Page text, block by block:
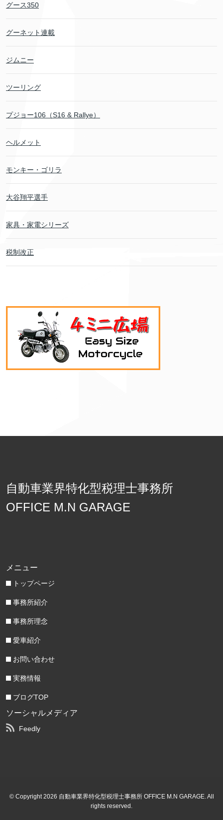
グース350
グーネット連載
ジムニー
ツーリング
プジョー106（S16 & Rallye）
ヘルメット
モンキー・ゴリラ
大谷翔平選手
家具・家電シリーズ
税制改正
自動車業界特化型税理士事務所
OFFICE M.N GARAGE
メニュー
トップページ
事務所紹介
事務所理念
愛車紹介
お問い合わせ
実務情報
ブログTOP
ソーシャルメディア
Feedly
© Copyright 2026 自動車業界特化型税理士事務所 OFFICE M.N GARAGE. All
rights reserved.